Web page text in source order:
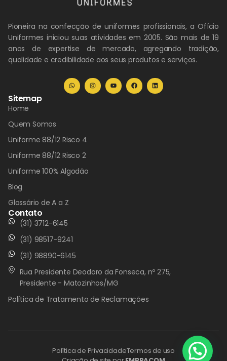
Pioneira na confecção de uniformes profissionais, a Ofício
Uniformes iniciou suas atividades em 2005. São mais de 19
anos de expertise de mercado, agregando tradição,
qualidade e credibilidade aos seus produtos e serviços.
Sitemap
Home
Quem Somos
Uniforme 88/12 Risco 4
Uniforme 88/12 Risco 2
Uniforme 100% Algodão
Blog
Glossário de A a Z
Contato
(31) 3712-6145
(31) 98517-9241
(31) 98890-6145
Rua Presidente Deodoro da Fonseca, nº 275,
Presidente - Matozinhos/MG
Política de Tratamento de Reclamações
Política de PrivacidadeTermos de uso